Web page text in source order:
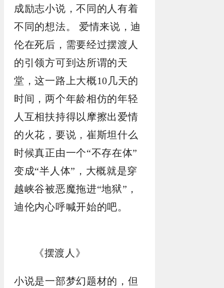
成励志小说，不同的人有着
不同的想法。 爱情来说，迪
伦在死后，需要经过摆渡人
的引领方可到达所谓的天
堂，这一路上大概10几天的
时间，两个年龄相仿的年轻
人互相扶持得以摩擦出爱情
的火花，要说，崔斯坦什么
时候真正由一个“不存在体”
变成“半人体”，大概就是穿
越峡谷被恶魔拖进“地狱”，
迪伦内心呼喊开始的吧。
《摆渡人》
小说是一部梦幻题材的，但